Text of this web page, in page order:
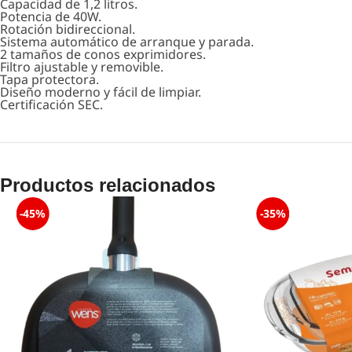
Capacidad de 1,2 litros.
Potencia de 40W.
Rotación bidireccional.
Sistema automático de arranque y parada.
2 tamaños de conos exprimidores.
Filtro ajustable y removible.
Tapa protectora.
Diseño moderno y fácil de limpiar.
Certificación SEC.
Productos relacionados
-45% -35%